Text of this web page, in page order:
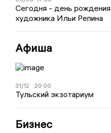
Сегодня - день рождения
художника Ильи Репина
Афиша
31/12 20:00
Тульский экзотариум
Бизнес